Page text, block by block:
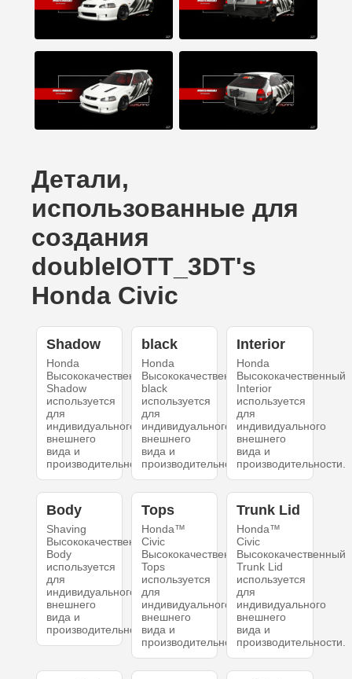
Детали,
использованные для
создания
doubleIOTT_3DT's
Honda Civic
Shadow
Honda
Высококачественный
Shadow
используется
для
индивидуального
внешнего
вида и
производительности.
black
Honda
Высококачественный
black
используется
для
индивидуального
внешнего
вида и
производительности.
Interior
Honda
Высококачественный
Interior
используется
для
индивидуального
внешнего
вида и
производительности.
Body
Shaving
Высококачественный
Body
используется
для
индивидуального
внешнего
вида и
производительности.
Tops
Honda™
Civic
Высококачественный
Tops
используется
для
индивидуального
внешнего
вида и
производительности.
Trunk Lid
Honda™
Civic
Высококачественный
Trunk Lid
используется
для
индивидуального
внешнего
вида и
производительности.